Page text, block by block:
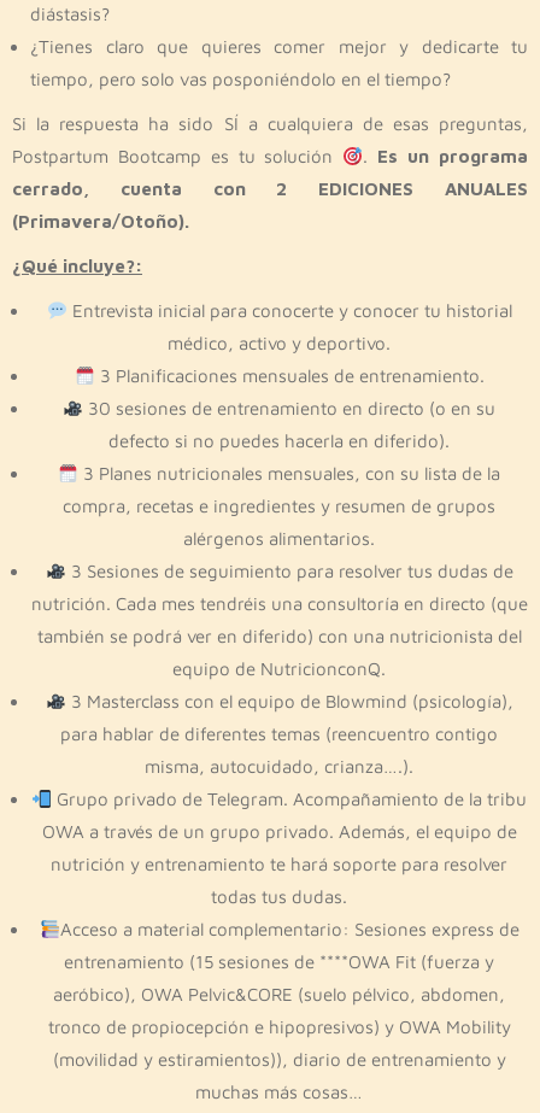
diástasis?
¿Tienes claro que quieres comer mejor y dedicarte tu
tiempo, pero solo vas posponiéndolo en el tiempo?
Si la respuesta ha sido SÍ a cualquiera de esas preguntas,
Postpartum Bootcamp es tu solución
. Es un programa
cerrado, cuenta con 2 EDICIONES ANUALES
(Primavera/Otoño).
¿Qué incluye?:
Entrevista inicial para conocerte y conocer tu historial
médico, activo y deportivo.
3 Planificaciones mensuales de entrenamiento.
30 sesiones de entrenamiento en directo (o en su
defecto si no puedes hacerla en diferido).
3 Planes nutricionales mensuales, con su lista de la
compra, recetas e ingredientes y resumen de grupos
alérgenos alimentarios.
3 Sesiones de seguimiento para resolver tus dudas de
nutrición. Cada mes tendréis una consultoría en directo (que
también se podrá ver en diferido) con una nutricionista del
equipo de NutricionconQ.
3 Masterclass con el equipo de Blowmind (psicología),
para hablar de diferentes temas (reencuentro contigo
misma, autocuidado, crianza….).
Grupo privado de Telegram. Acompañamiento de la tribu
OWA a través de un grupo privado. Además, el equipo de
nutrición y entrenamiento te hará soporte para resolver
todas tus dudas.
Acceso a material complementario: Sesiones express de
entrenamiento (15 sesiones de ****OWA Fit (fuerza y
aeróbico), OWA Pelvic&CORE (suelo pélvico, abdomen,
tronco de propiocepción e hipopresivos) y OWA Mobility
(movilidad y estiramientos)), diario de entrenamiento y
muchas más cosas…